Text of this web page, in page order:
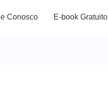
Conosco E-book Gratuito